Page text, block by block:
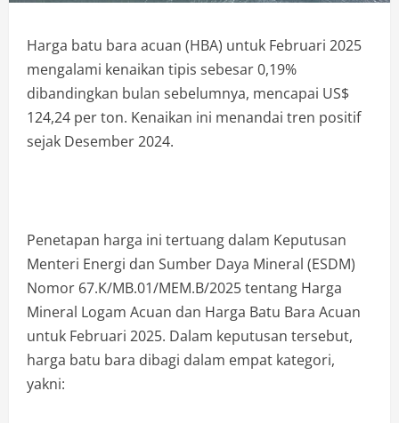
Harga batu bara acuan (HBA) untuk Februari 2025
mengalami kenaikan tipis sebesar 0,19%
dibandingkan bulan sebelumnya, mencapai US$
124,24 per ton. Kenaikan ini menandai tren positif
sejak Desember 2024.
Penetapan harga ini tertuang dalam Keputusan
Menteri Energi dan Sumber Daya Mineral (ESDM)
Nomor 67.K/MB.01/MEM.B/2025 tentang Harga
Mineral Logam Acuan dan Harga Batu Bara Acuan
untuk Februari 2025. Dalam keputusan tersebut,
harga batu bara dibagi dalam empat kategori,
yakni: